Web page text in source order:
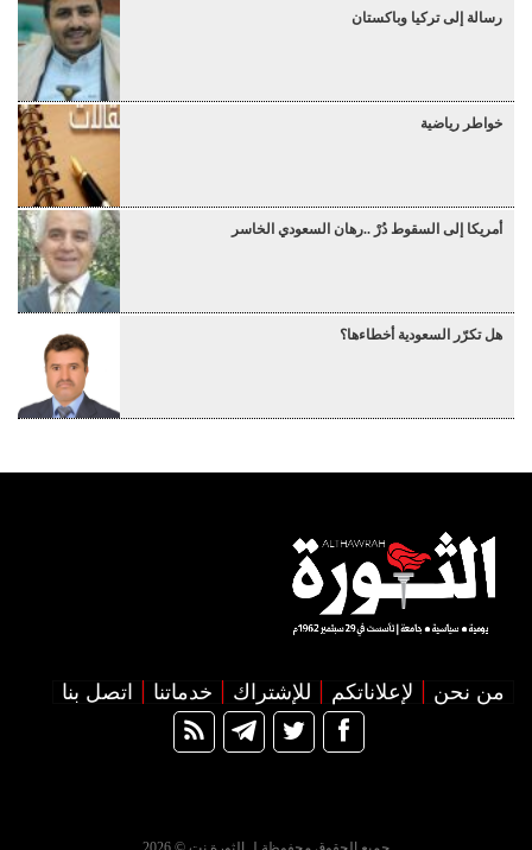
رسالة إلى تركيا وباكستان
خواطر رياضية
أمريكا إلى السقوط دُرْ ..رهان السعودي الخاسر
هل تكرّر السعودية أخطاءها؟
من نحن لإعلاناتكم للإشتراك خدماتنا اتصل بنا